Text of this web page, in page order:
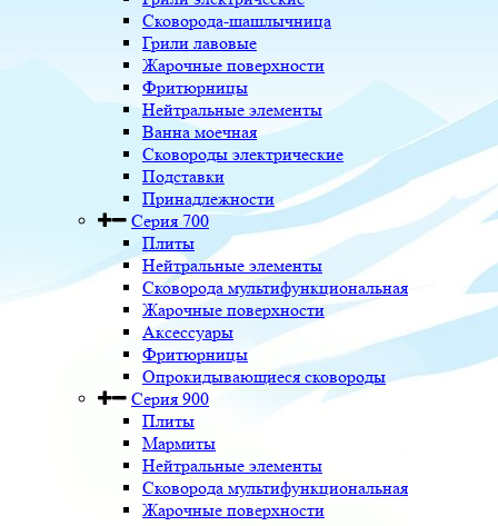
Сковорода-шашлычница
Грили лавовые
Жарочные поверхности
Фритюрницы
Нейтральные элементы
Ванна моечная
Сковороды электрические
Подставки
Принадлежности
Серия 700
Плиты
Нейтральные элементы
Сковорода мультифункциональная
Жарочные поверхности
Аксессуары
Фритюрницы
Опрокидывающиеся сковороды
Серия 900
Плиты
Мармиты
Нейтральные элементы
Сковорода мультифункциональная
Жарочные поверхности